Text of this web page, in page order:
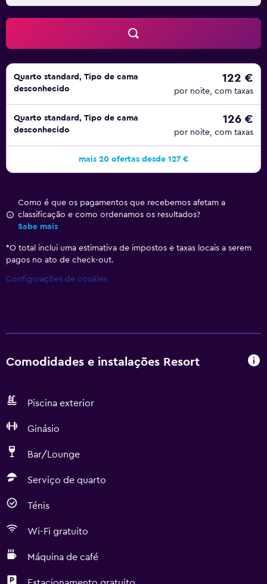
Quarto standard, Tipo de cama
desconhecido
122 €
por noite, com taxas
Quarto standard, Tipo de cama
desconhecido
126 €
por noite, com taxas
mais 20 ofertas desde 127 €
Como é que os pagamentos que recebemos afetam a
classificação e como ordenamos os resultados?
Sabe mais
*O total inclui uma estimativa de impostos e taxas locais a serem
pagos no ato de check-out.
Configurações de cookies
Comodidades e instalações Resort
Piscina exterior
Ginásio
Bar/Lounge
Serviço de quarto
Ténis
Wi-Fi gratuito
Máquina de café